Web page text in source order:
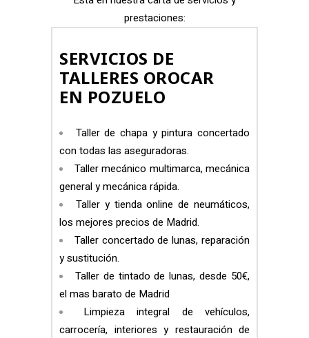
prestaciones:
SERVICIOS DE
TALLERES OROCAR
EN POZUELO
Taller de chapa y pintura concertado
con todas las aseguradoras.
Taller mecánico multimarca, mecánica
general y mecánica rápida.
Taller y tienda online de neumáticos,
los mejores precios de Madrid.
Taller concertado de lunas, reparación
y sustitución.
Taller de tintado de lunas, desde 50€,
el mas barato de Madrid
Limpieza integral de vehículos,
carrocería, interiores y restauración de